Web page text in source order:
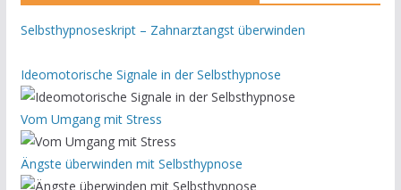
Selbsthypnoseskript – Zahnarztangst überwinden
Ideomotorische Signale in der Selbsthypnose
Vom Umgang mit Stress
Ängste überwinden mit Selbsthypnose